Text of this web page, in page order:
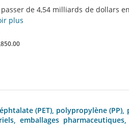
de 4,54 milliards de dollars
plus
(PET), polypropylène (PP),
emballages